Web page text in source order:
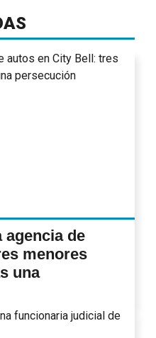
agencia de
menores
una